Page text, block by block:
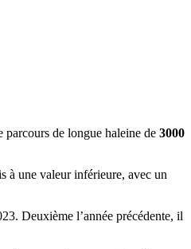
parcours de longue haleine de 3000
à une valeur inférieure, avec un
Deuxième l’année précédente, il